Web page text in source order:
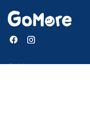
GoMore